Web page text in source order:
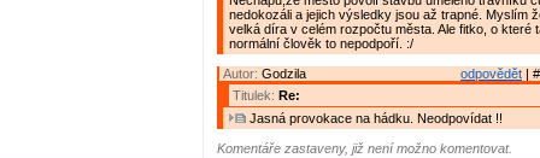
nedokozáli a jejich výsledky jsou až trapné. Myslím
velká díra v celém rozpočtu města. Ale fitko, o které
normální člověk to nepodpoří. :/
odpovědět |
Autor: Godzila
Titulek: Re:
Jasná provokace na hádku. Neodpovídat !!
Komentáře zastaveny, již není možno komentovat.